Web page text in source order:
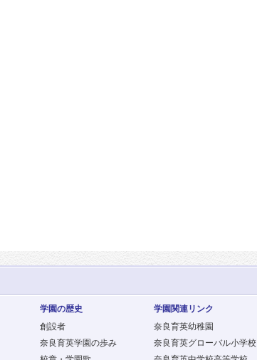
学園の歴史
創設者
奈良育英学園の歩み
学園関連リンク
奈良育英幼稚園
奈良育英グローバル小学校